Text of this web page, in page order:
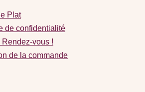
Plat
de confidentialité
Rendez-vous !
de la commande